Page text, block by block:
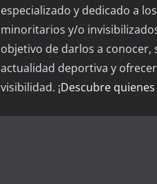
especializado y dedicado a
minoritarios y/o
objetivo de darlos a conocer,
actualidad deportiva y
visibilidad. ¡Descubre